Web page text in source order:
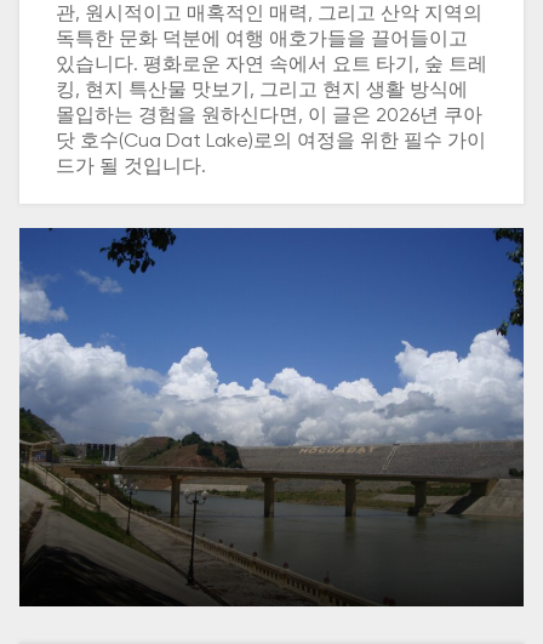
관, 원시적이고 매혹적인 매력, 그리고 산악 지역의
독특한 문화 덕분에 여행 애호가들을 끌어들이고
있습니다. 평화로운 자연 속에서 요트 타기, 숲 트레
킹, 현지 특산물 맛보기, 그리고 현지 생활 방식에
몰입하는 경험을 원하신다면, 이 글은 2026년 쿠아
닷 호수(Cua Dat Lake)로의 여정을 위한 필수 가이
드가 될 것입니다.